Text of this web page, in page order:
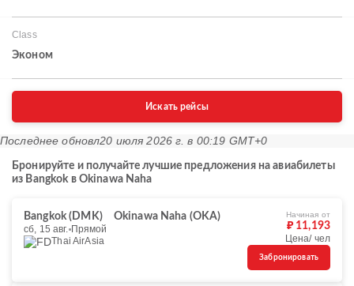
Class
Эконом
Искать рейсы
Последнее обновл20 июля 2026 г. в 00:19 GMT+0
Бронируйте и получайте лучшие предложения на авиабилеты
из Bangkok в Okinawa Naha
Bangkok (DMK)
Okinawa Naha (OKA)
сб, 15 авг. Прямой
Thai AirAsia
Начиная от
₽ 11,193
Цена/ чел
Забронировать